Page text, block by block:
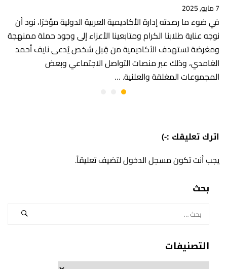
7 مايو, 2025
في ضوء ما رصدته إدارة الأكاديمية العربية الدولية مؤخرًا، نود أن
نوجه عناية طلابنا الكرام ومتابعينا الأعزاء إلى وجود حملة ممنهجة
ومغرضة تستهدف الأكاديمية من قِبل شخص يُدعى نايف أحمد
الغامدي، وذلك عبر منصات التواصل الاجتماعي وبعض
المجموعات المغلقة والعلنية. …
اترك تعليقك :-)
يجب أنت تكونمسجل الدخوللتضيف تعليقاً.
بحث
التصنيفات